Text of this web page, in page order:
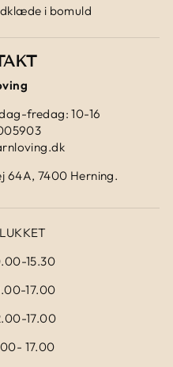
i bomuld
fredag: 10-16
64A, 7400 Herning.
LUKKET
15.30
17.00
17.00
17.00